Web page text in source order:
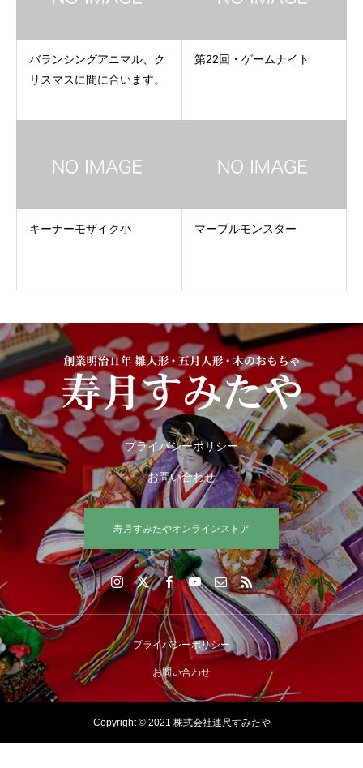
バランシングアニマル、ク
リスマスに間に合います。
第22回・ゲームナイト
キーナーモザイク小 マーブルモンスター
プライバシーポリシー
お問い合わせ
寿月すみたやオンラインストア
プライバシーポリシー
お問い合わせ
Copyright © 2021 株式会社連尺すみたや